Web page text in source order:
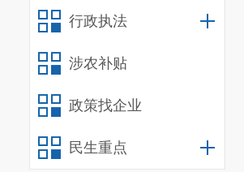
行政执法
涉农补贴
政策找企业
民生重点